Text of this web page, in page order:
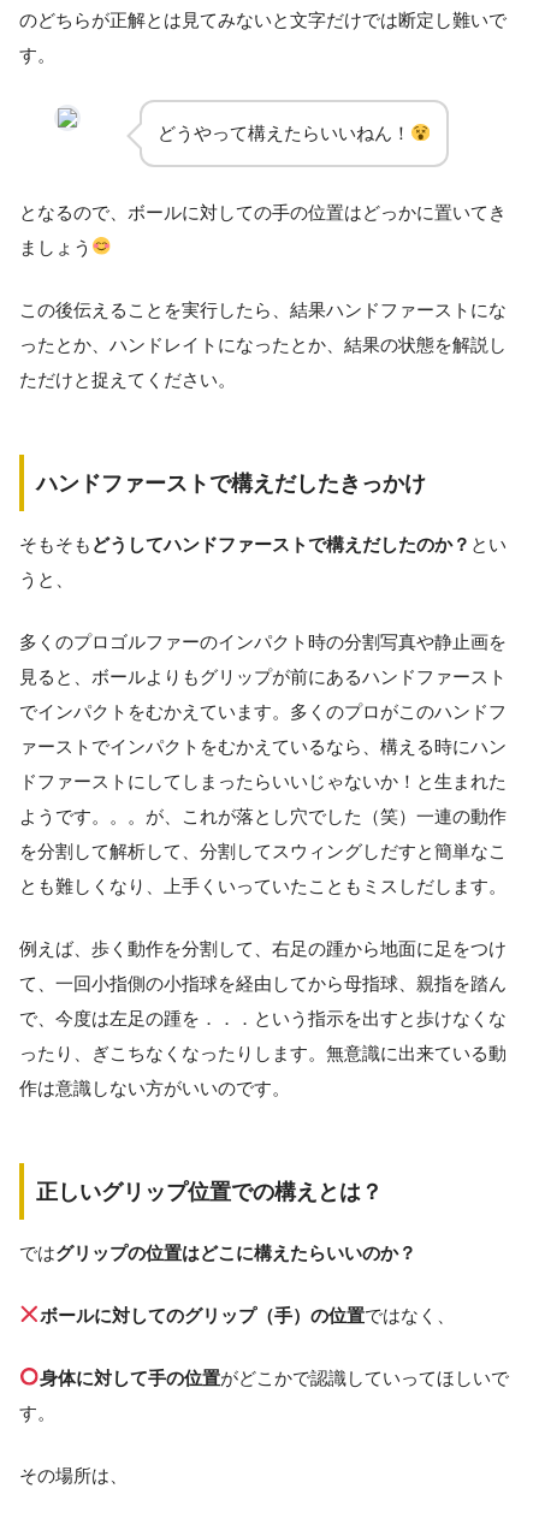
のどちらが正解とは見てみないと文字だけでは断定し難いで
す。
どうやって構えたらいいねん！
となるので、ボールに対しての手の位置はどっかに置いてき
ましょう
この後伝えることを実行したら、結果ハンドファーストにな
ったとか、ハンドレイトになったとか、結果の状態を解説し
ただけと捉えてください。
ハンドファーストで構えだしたきっかけ
そもそも どうしてハンドファーストで構えだしたのか？ とい
うと、
多くのプロゴルファーのインパクト時の分割写真や静止画を
見ると、ボールよりもグリップが前にあるハンドファースト
でインパクトをむかえています。多くのプロがこのハンドフ
ァーストでインパクトをむかえているなら、構える時にハン
ドファーストにしてしまったらいいじゃないか！と生まれた
ようです。。。が、これが落とし穴でした（笑）一連の動作
を分割して解析して、分割してスウィングしだすと簡単なこ
とも難しくなり、上手くいっていたこともミスしだします。
例えば、歩く動作を分割して、右足の踵から地面に足をつけ
て、一回小指側の小指球を経由してから母指球、親指を踏ん
で、今度は左足の踵を．．．という指示を出すと歩けなくな
ったり、ぎこちなくなったりします。無意識に出来ている動
作は意識しない方がいいのです。
正しいグリップ位置での構えとは？
ではグリップの位置はどこに構えたらいいのか？
ボールに対してのグリップ（手）の位置ではなく、
身体に対して手の位置がどこかで認識していってほしいで
す。
その場所は、